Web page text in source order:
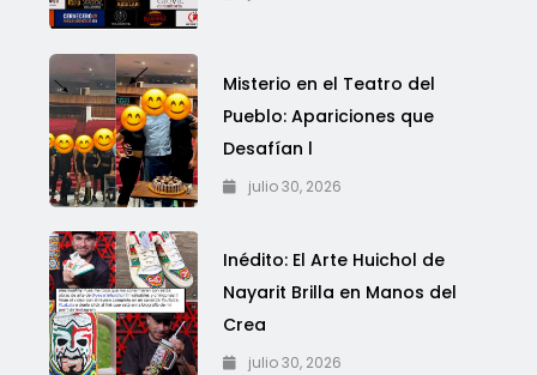
Misterio en el Teatro del
Pueblo: Apariciones que
Desafían l
julio 30, 2026
Inédito: El Arte Huichol de
Nayarit Brilla en Manos del
Crea
julio 30, 2026